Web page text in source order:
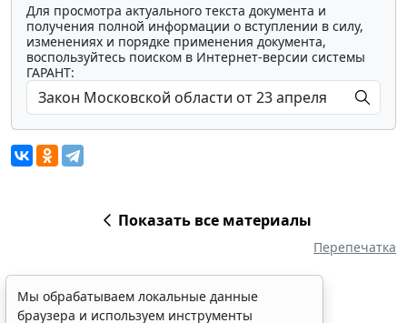
Для просмотра актуального текста документа и
получения полной информации о вступлении в силу,
изменениях и порядке применения документа,
воспользуйтесь поиском в Интернет-версии системы
ГАРАНТ:
Показать все материалы
Перепечатка
Мы обрабатываем локальные данные
браузера и используем инструменты